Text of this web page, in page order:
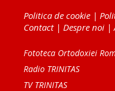
Politica de cookie |
Contact| Despre noi |
Fototeca Ortodoxiei
Radio TRINITAS
TV TRINITAS